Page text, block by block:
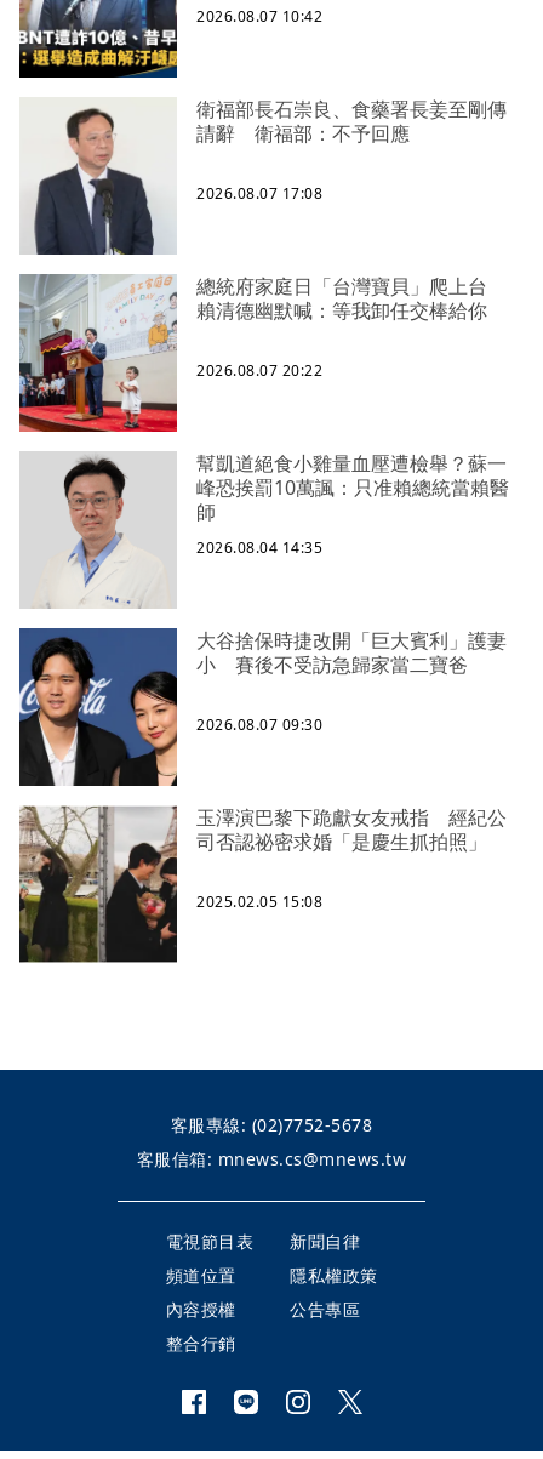
2026.08.07 10:42
衛福部長石崇良、食藥署長姜至剛傳
請辭 衛福部：不予回應
2026.08.07 17:08
總統府家庭日「台灣寶貝」爬上台
賴清德幽默喊：等我卸任交棒給你
2026.08.07 20:22
幫凱道絕食小雞量血壓遭檢舉？蘇一
峰恐挨罰10萬諷：只准賴總統當賴醫
師
2026.08.04 14:35
大谷捨保時捷改開「巨大賓利」護妻
小 賽後不受訪急歸家當二寶爸
2026.08.07 09:30
玉澤演巴黎下跪獻女友戒指 經紀公
司否認祕密求婚「是慶生抓拍照」
2025.02.05 15:08
客服專線: (02)7752-5678
客服信箱: mnews.cs@mnews.tw
電視節目表
新聞自律
頻道位置
隱私權政策
內容授權
公告專區
整合行銷